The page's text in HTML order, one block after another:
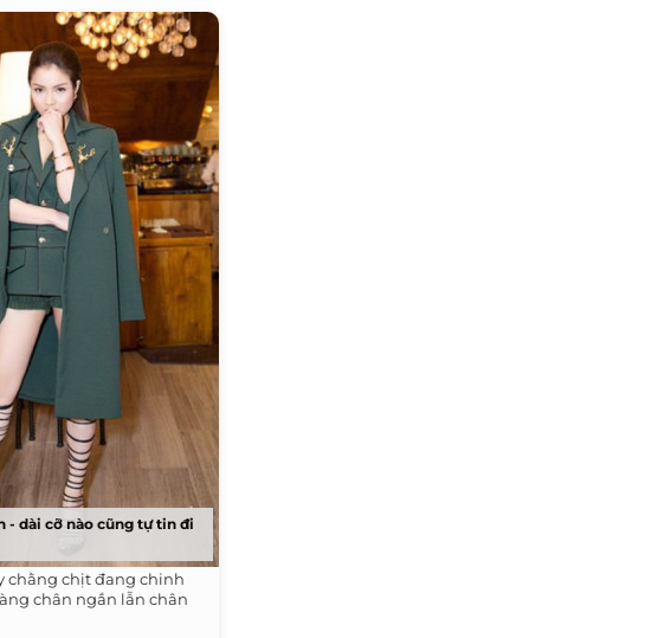
- dài cỡ nào cũng tự tin đi
chằng chịt đang chinh
chân ngắn lẫn chân